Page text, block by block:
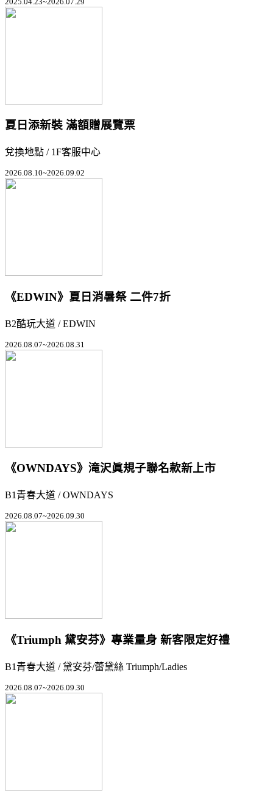
夏日添新裝 滿額贈展覽票
兌換地點 / 1F客服中心
2026.08.10~2026.09.02
《EDWIN》夏日消暑祭 二件7折
B2酷玩大道 / EDWIN
2026.08.07~2026.08.31
《OWNDAYS》滝沢眞規子聯名款新上市
B1青春大道 / OWNDAYS
2026.08.07~2026.09.30
《Triumph 黛安芬》專業量身 新客限定好禮
B1青春大道 / 黛安芬/蕾黛絲 Triumph/Ladies
2026.08.07~2026.09.30